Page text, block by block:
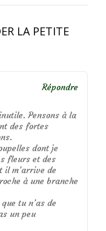
LA PETITE
Pensons à la
des fortes
dont je
fleurs et des
il m’arrive de
à une branche
tu n’as de
un peu
Répondre